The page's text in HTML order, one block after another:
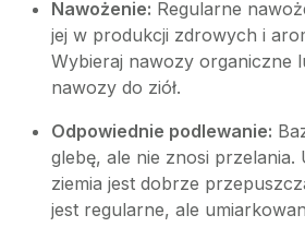
Nawożenie: Regularne
jej w produkcji zdrowych i
Wybieraj nawozy organiczne
nawozy do ziół.
Odpowiednie podlewanie:
glebę, ale nie znosi przelania.
ziemia jest dobrze
jest regularne, ale